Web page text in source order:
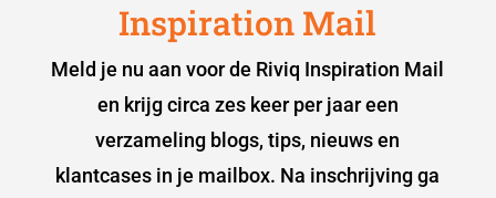
Inspiration Mail
Meld je nu aan voor de Riviq Inspiration Mail
en krijg circa zes keer per jaar een
verzameling blogs, tips, nieuws en
klantcases in je mailbox. Na inschrijving ga